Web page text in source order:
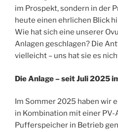
im Prospekt, sondern in der
heute einen ehrlichen Blick
Wie hat sich eine unserer
Anlagen geschlagen? Die
vielleicht – uns hat sie es
Die Anlage – seit Juli 2025
Im Sommer 2025 haben wir
in Kombination mit einer PV-
Pufferspeicher in Betrieb